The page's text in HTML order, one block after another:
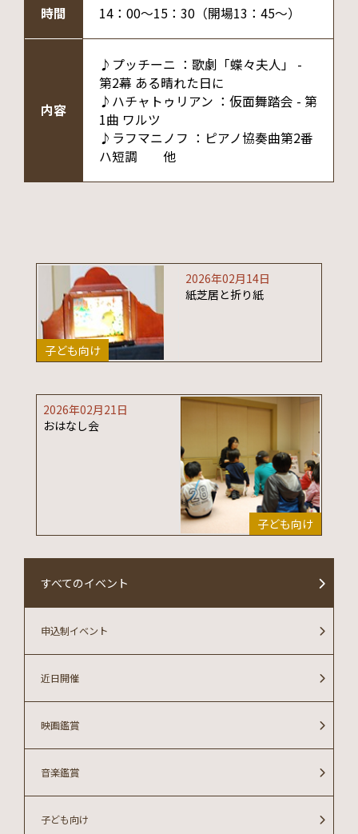
時間 14：00～15：30（開場13：45～）
内容
♪プッチーニ ：歌劇「蝶々夫人」 -
第2幕 ある晴れた日に
♪ハチャトゥリアン ：仮面舞踏会 - 第
1曲 ワルツ
♪ラフマニノフ ：ピアノ協奏曲第2番
ハ短調 他
子ども向け
2026年02月14日
紙芝居と折り紙
子ども向け
2026年02月21日
おはなし会
すべてのイベント
子ども向け
音楽鑑賞
映画鑑賞
近日開催
申込制イベント